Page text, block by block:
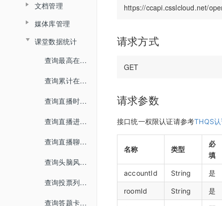
状态监控
关闭直播间
开始直播
结束直播
切换合流布局
查询直播状态
查询聊天信息
文档管理
文档上传
删除文档
查询账户文档列表
查询直播间文档列表
关联文档
取消文档关联
设置预习课件
查询文档下载地址
文档名称重命名
媒体库管理
上传视频
关联视频
取消关联视频
删除直播间关联视频
设置暖场视频
取消暖场视频设置
查询直播间关联视频列表
课堂数据统计
查询最高在线人数
查询累计在线人数
查询直播时长信息
查询直播进出记录
查询直播聊天记录
查询头脑风暴信息
查询投票列表信息
查询答题卡信息
请求方式
请求参数
接口统一权限认证请参考THQS
名称 类型
必
填
accountId String 是
roomId String 是